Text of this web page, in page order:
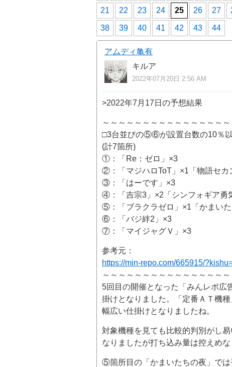
21 22 23 24 25 26 27
38 39 40 41 42 43 44
アムディ亀有
キルア
2022年07月20日 2:56 AM
>2022年7月17日の予想結果
～～～～～～～～～～～～～～～～
□3台並びの⑤⑥が設置台数の10％
(計7箇所)
①：「Re：ゼロ」×3
②：「マジハロToT」×1「物語セカ
③：「はーです」×3
④：「吉宗3」×2「シンフォギア勇
⑤：「ブラクラゼロ」×1「かまい
⑥：「バジ絆2」×3
⑦：「マイジャグＶ」×3
参考元：
https://min-repo.com/665915/
～～～～～～～～～～～～～～～～
5回目の開催となった「みんレポ広
掛けとなりました。「定番ＡＴ機
幅広い仕掛けとなりましたね。
対象機種を見ても比較的判別がし
なりましたが打ち込み量は控えめ
⑤箇所目の「かまいたちの夜」では